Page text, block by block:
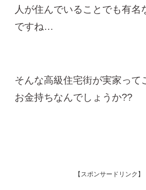
人が住んでいることでも有名
ですね…
そんな高級住宅街が実家って
お金持ちなんでしょうか??
【スポンサードリンク】